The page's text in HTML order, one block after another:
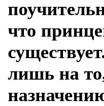
что
лишь на